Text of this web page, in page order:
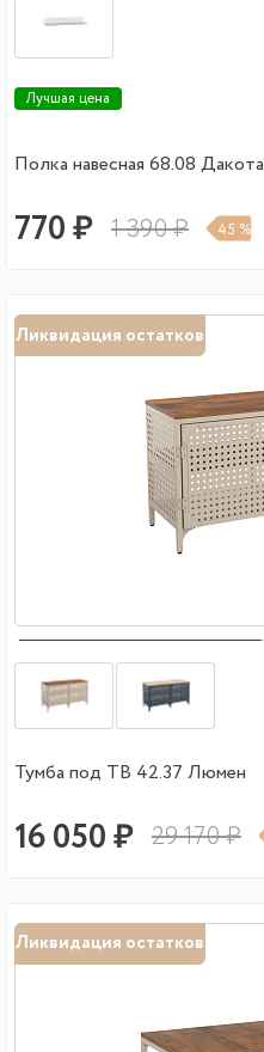
Лучшая цена
Полка навесная 68.08 Дакота
770 ₽ 1 390 ₽ 45 %
Ликвидация остатков
Тумба под ТВ 42.37 Люмен
16 050 ₽ 29 170 ₽
Ликвидация остатков